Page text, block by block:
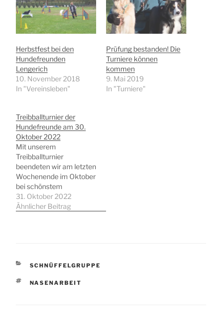
Herbstfest bei den
Hundefreunden
Lengerich
10. November 2018
In "Vereinsleben"
Prüfung bestanden! Die
Turniere können
kommen
9. Mai 2019
In "Turniere"
Treibballturnier der
Hundefreunde am 30.
Oktober 2022
Mit unserem
Treibballturnier
beendeten wir am letzten
Wochenende im Oktober
bei schönstem
Sommerwetter unser
Turnierjahr. Noch einmal
gerade dran war und es
konnte endlich alle Bälle
31. Oktober 2022
Ähnlicher Beitrag
KATEGORIEN
SCHNÜFFELGRUPPE
SCHLAGWÖRTER
NASENARBEIT